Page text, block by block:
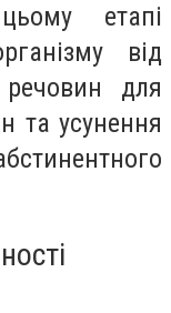
етапі
від
для
та усунення